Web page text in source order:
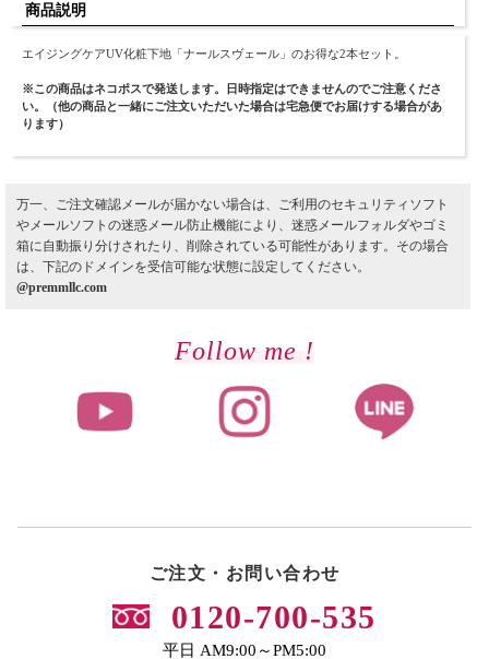
商品説明
エイジングケアUV化粧下地「ナールスヴェール」のお得な2本セット。
※この商品はネコポスで発送します。日時指定はできませんのでご注意くださ
い。（他の商品と一緒にご注文いただいた場合は宅急便でお届けする場合があ
ります）
万一、ご注文確認メールが届かない場合は、ご利用のセキュリティソフト
やメールソフトの迷惑メール防止機能により、迷惑メールフォルダやゴミ
箱に自動振り分けされたり、削除されている可能性があります。その場合
は、下記のドメインを受信可能な状態に設定してください。
@premmllc.com
Follow me !
ご注文・お問い合わせ
0120-700-535
平日 AM9:00～PM5:00